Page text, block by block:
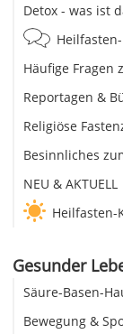
Detox - was ist
Häufige Fragen
Reportagen &
Religiöse
Besinnliches
NEU & AKTUELL
Heilfasten-
Gesunder
Säure-Basen-
Bewegung &